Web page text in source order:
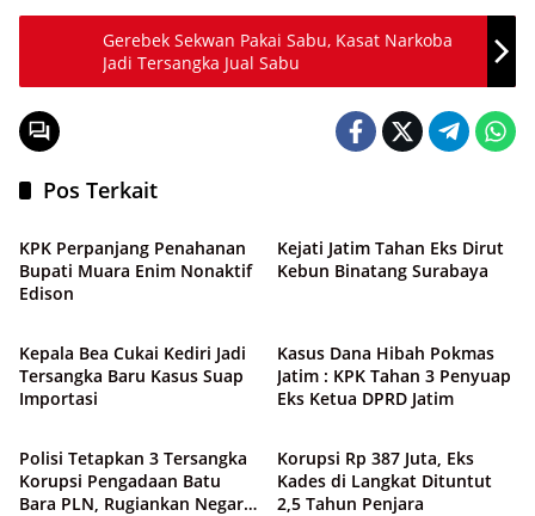
Gerebek Sekwan Pakai Sabu, Kasat Narkoba
Jadi Tersangka Jual Sabu
Pos Terkait
Hukrim
KPK Perpanjang Penahanan
Bupati Muara Enim Nonaktif
Edison
Kejati Jatim Tahan Eks Dirut
Kebun Binatang Surabaya
Hukrim
Kepala Bea Cukai Kediri Jadi
Tersangka Baru Kasus Suap
Importasi
Kasus Dana Hibah Pokmas
Jatim : KPK Tahan 3 Penyuap
Eks Ketua DPRD Jatim
Hukrim
Polisi Tetapkan 3 Tersangka
Korupsi Pengadaan Batu
Bara PLN, Rugiankan Negara
Hukrim
Korupsi Rp 387 Juta, Eks
Kades di Langkat Dituntut
2,5 Tahun Penjara